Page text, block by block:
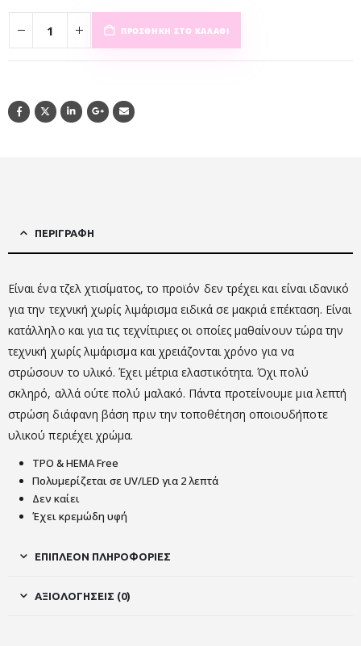
ΠΡΟΣΘΉΚΗ ΣΤΟ ΚΑΛΆΘΙ
ΠΕΡΙΓΡΑΦΉ
Είναι ένα τζελ χτισίματος, το προϊόν δεν τρέχει και είναι ιδανικό
για την τεχνική χωρίς λιμάρισμα ειδικά σε μακριά επέκταση. Είναι
κατάλληλο και για τις τεχνίτιριες οι οποίες μαθαίνουν τώρα την
τεχνική χωρίς λιμάρισμα και χρειάζονται χρόνο για να
στρώσουν το υλικό. Έχει μέτρια ελαστικότητα. Όχι πολύ
σκληρό, αλλά ούτε πολύ μαλακό. Πάντα προτείνουμε μια λεπτή
στρώση διάφανη βάση πριν την τοποθέτηση οποιουδήποτε
υλικού περιέχει χρώμα.
TPO & HEMA Free
Πολυμερίζεται σε UV/LED για 2 λεπτά
Δεν καίει
Έχει κρεμώδη υφή
ΕΠΙΠΛΈΟΝ ΠΛΗΡΟΦΟΡΊΕΣ
ΑΞΙΟΛΟΓΉΣΕΙΣ (0)